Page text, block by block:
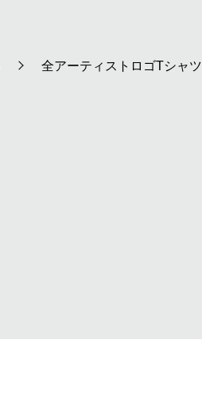
全アーティストロゴTシャツ